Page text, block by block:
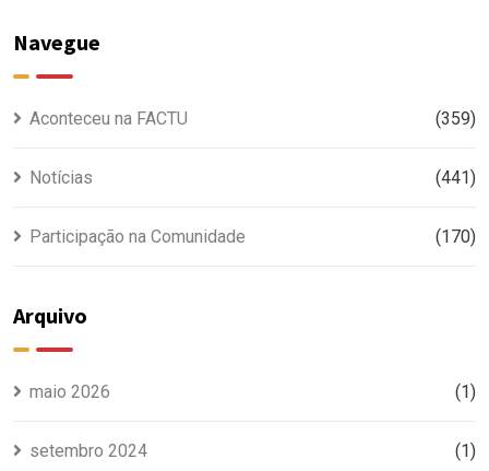
Navegue
Aconteceu na FACTU (359)
Notícias (441)
Participação na Comunidade (170)
Arquivo
maio 2026 (1)
setembro 2024 (1)